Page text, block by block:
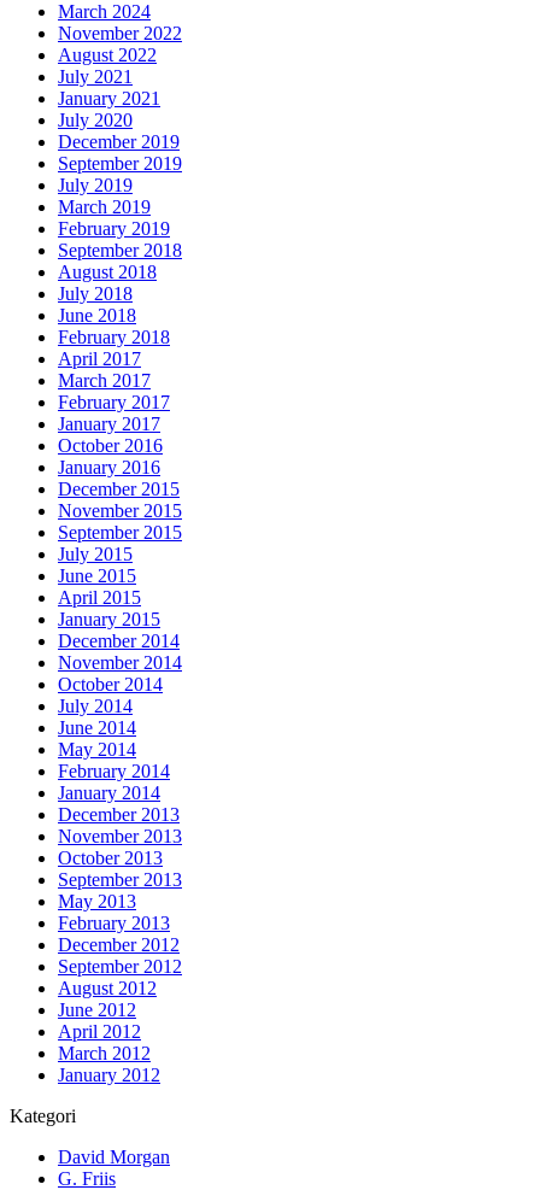
March 2024
November 2022
August 2022
July 2021
January 2021
July 2020
December 2019
September 2019
July 2019
March 2019
February 2019
September 2018
August 2018
July 2018
June 2018
February 2018
April 2017
March 2017
February 2017
January 2017
October 2016
January 2016
December 2015
November 2015
September 2015
July 2015
June 2015
April 2015
January 2015
December 2014
November 2014
October 2014
July 2014
June 2014
May 2014
February 2014
January 2014
December 2013
November 2013
October 2013
September 2013
May 2013
February 2013
December 2012
September 2012
August 2012
June 2012
April 2012
March 2012
January 2012
Kategori
David Morgan
G. Friis